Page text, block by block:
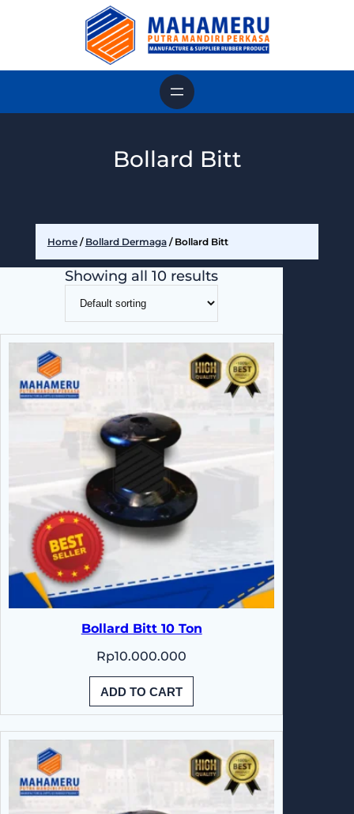
Bollard Bitt
Home/ Bollard Dermaga/ Bollard Bitt
Showing all 10 results
Bollard Bitt 10 Ton
Rp10.000.000
ADD TO CART